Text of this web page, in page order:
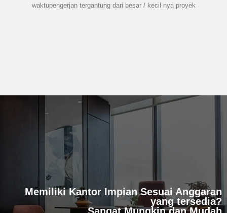
waktupengerjan tergantung dari besar / kecil nya proyek
Memiliki Kantor Impian Sesuai Anggaran
yang tersedia?
Sangat Mungkin dan Mudah